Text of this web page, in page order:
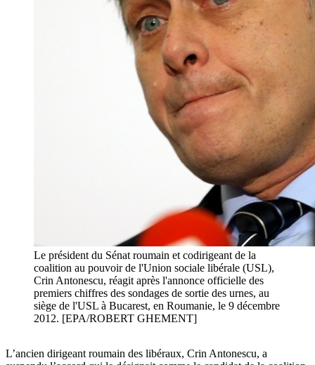
Le président du Sénat roumain et codirigeant de la
coalition au pouvoir de l'Union sociale libérale (USL),
Crin Antonescu, réagit après l'annonce officielle des
premiers chiffres des sondages de sortie des urnes, au
siège de l'USL à Bucarest, en Roumanie, le 9 décembre
2012. [EPA/ROBERT GHEMENT]
L’ancien dirigeant roumain des libéraux, Crin Antonescu, a